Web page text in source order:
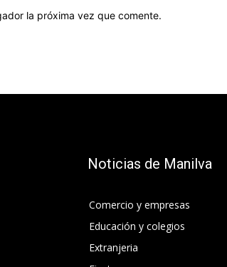
la próxima vez que comente.
Noticias de Manilva
Comercio y empresas
Educación y colegios
Extranjeria